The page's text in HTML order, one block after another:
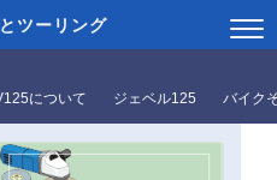
ツーリング
について ジェベル125 バイク